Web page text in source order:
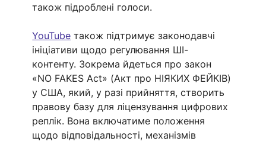
також підроблені голоси.
YouTube також підтримує законодавчі
ініціативи щодо регулювання ШІ-
контенту. Зокрема йдеться про закон
«NO FAKES Act» (Акт про НІЯКИХ ФЕЙКІВ)
у США, який, у разі прийняття, створить
правову базу для ліцензування цифрових
реплік. Вона включатиме положення
щодо відповідальності, механізмів